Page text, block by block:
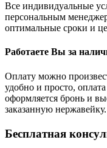
Все индивидуальные
персональным
оптимальные сроки и
Работаете Вы за
Оплату можно
удобно и просто,
оформляется бронь и
заказанную нержавейку.
Бесплатная